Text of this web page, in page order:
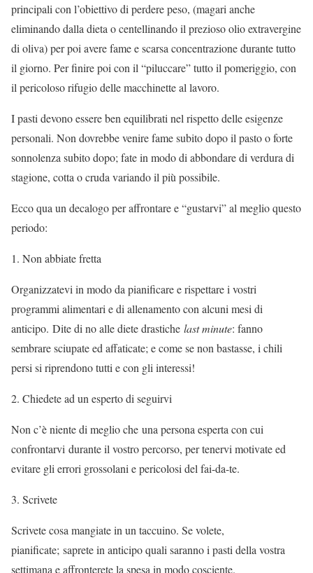
principali con l’obiettivo di perdere peso, (magari anche
eliminando dalla dieta o centellinando il prezioso olio extravergine
di oliva) per poi avere fame e scarsa concentrazione durante tutto
il giorno. Per finire poi con il “piluccare” tutto il pomeriggio, con
il pericoloso rifugio delle macchinette al lavoro.
I pasti devono essere ben equilibrati nel rispetto delle esigenze
personali. Non dovrebbe venire fame subito dopo il pasto o forte
sonnolenza subito dopo; fate in modo di abbondare di verdura di
stagione, cotta o cruda variando il più possibile.
Ecco qua un decalogo per affrontare e “gustarvi” al meglio questo
periodo:
Non abbiate fretta
Organizzatevi in modo da pianificare e rispettare i vostri
programmi alimentari e di allenamento con alcuni mesi di
anticipo. Dite di no alle diete drastiche last minute: fanno
sembrare sciupate ed affaticate; e come se non bastasse, i chili
persi si riprendono tutti e con gli interessi!
Chiedete ad un esperto di seguirvi
Non c’è niente di meglio che una persona esperta con cui
confrontarvi durante il vostro percorso, per tenervi motivate ed
evitare gli errori grossolani e pericolosi del fai-da-te.
Scrivete
Scrivete cosa mangiate in un taccuino. Se volete,
pianificate; saprete in anticipo quali saranno i pasti della vostra
settimana e affronterete la spesa in modo cosciente.